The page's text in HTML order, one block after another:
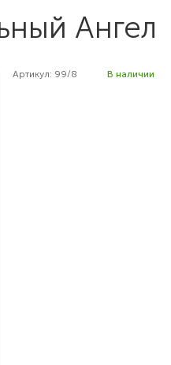
Ангел
Артикул: 99/8 В наличии